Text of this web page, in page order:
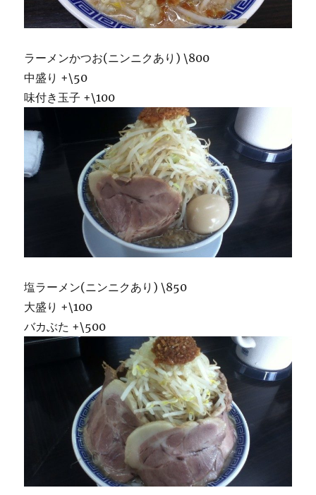
ラーメンかつお(ニンニクあり) \800
中盛り +\50
味付き玉子 +\100
塩ラーメン(ニンニクあり) \850
大盛り +\100
バカぶた +\500